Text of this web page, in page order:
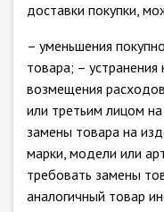
доставки покупки,
– уменьшения
товара; –
возмещения
или третьим лицом
замены товара на
марки, модели или
требовать замены
аналогичный товар